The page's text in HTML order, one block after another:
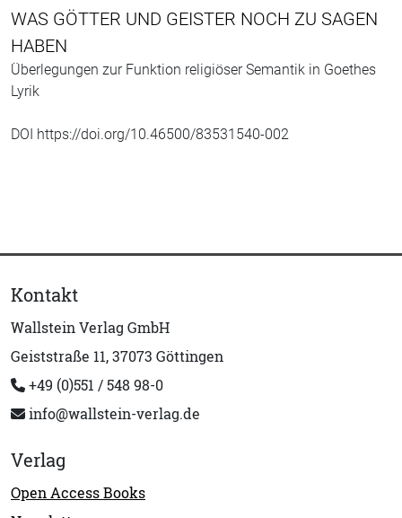
WAS GÖTTER UND GEISTER NOCH ZU SAGEN
HABEN
Überlegungen zur Funktion religiöser Semantik in Goethes
Lyrik
DOI https://doi.org/10.46500/83531540-002
Kontakt
Wallstein Verlag GmbH
Geiststraße 11, 37073 Göttingen
+49 (0)551 / 548 98-0
info@wallstein-verlag.de
Verlag
Open Access Books